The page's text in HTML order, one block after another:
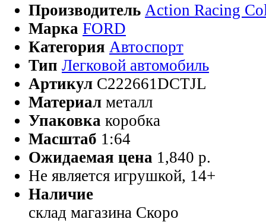
Производитель Action Racing
Марка FORD
Категория Автоспорт
Тип Легковой автомобиль
Артикул C222661DCTJL
Материал металл
Упаковка коробка
Масштаб 1:64
Ожидаемая цена 1,840 р.
Не является игрушкой, 14+
Наличие
склад магазина Скоро